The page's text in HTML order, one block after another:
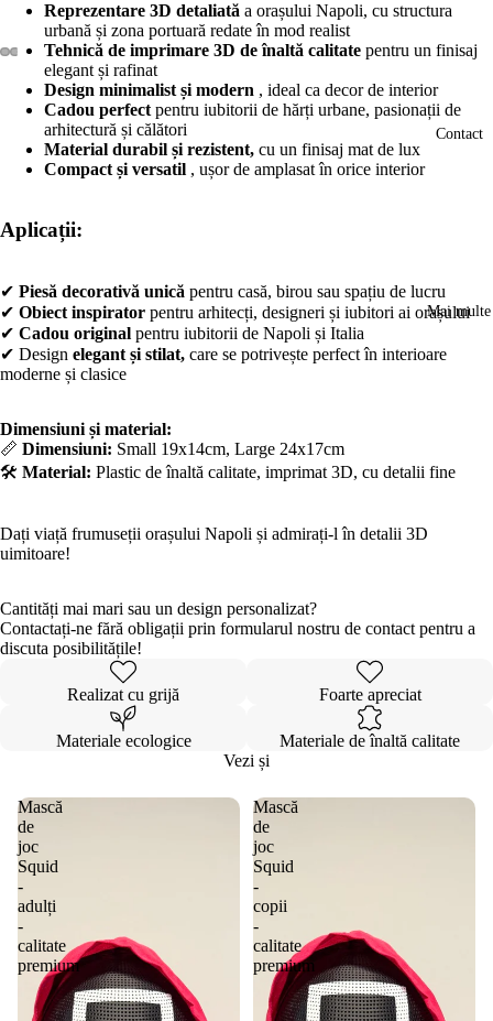
Contact
Mai multe
Deschide
imaginea
modul
ecran
Deschide
imaginea
modul
ecran
Deschide
imaginea
modul
ecran
Deschide
imaginea
modul
ecran
Reprezentare 3D detaliată a orașului Napoli, cu structura
urbană și zona portuară redate în mod realist
Tehnică de imprimare 3D de înaltă calitate pentru un finisaj
elegant și rafinat
Design minimalist și modern , ideal ca decor de interior
Cadou perfect pentru iubitorii de hărți urbane, pasionații de
arhitectură și călători
Material durabil și rezistent, cu un finisaj mat de lux
Compact și versatil , ușor de amplasat în orice interior
Aplicații:
✔ Piesă decorativă unică pentru casă, birou sau spațiu de lucru
✔ Obiect inspirator pentru arhitecți, designeri și iubitori ai orașului
✔ Cadou original pentru iubitorii de Napoli și Italia
✔ Design elegant și stilat, care se potrivește perfect în interioare
moderne și clasice
Dimensiuni și material:
📏 Dimensiuni: Small 19x14cm, Large 24x17cm
🛠️ Material: Plastic de înaltă calitate, imprimat 3D, cu detalii fine
Dați viață frumuseții orașului Napoli și admirați-l în detalii 3D
uimitoare!
Cantități mai mari sau un design personalizat?
Contactați-ne fără obligații prin formularul nostru de contact pentru a
discuta posibilitățile!
Realizat cu grijă Foarte apreciat
Materiale ecologice
Materiale de înaltă calitate
Vezi și
Mască
de
joc
Squid
-
adulți
-
calitate
premium
Mască
de
joc
Squid
-
copii
-
calitate
premium